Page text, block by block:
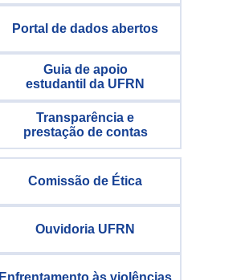
Portal de dados abertos
Guia de apoio
estudantil da UFRN
Transparência e
prestação de contas
Comissão de Ética
Ouvidoria UFRN
Enfrentamento às violências